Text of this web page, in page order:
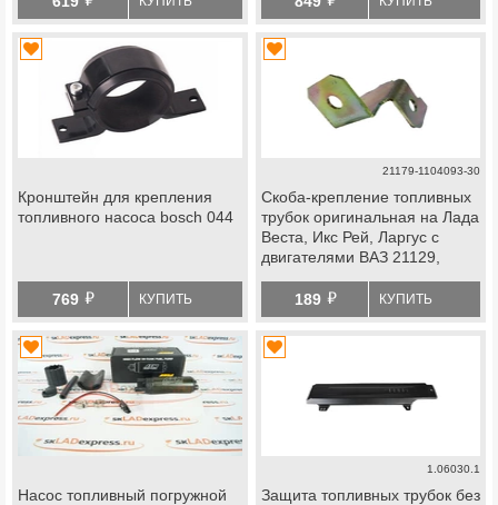
Кронштейн для крепления
топливного насоса bosch 044
769 й КУПИТЬ
21179-1104093-30
Скоба-крепление топливных
трубок оригинальная на Лада
Веста, Икс Рей, Ларгус с
двигателями ВАЗ 21129,
189 й КУПИТЬ
Насос топливный погружной
1.06030.1
Защита топливных трубок без